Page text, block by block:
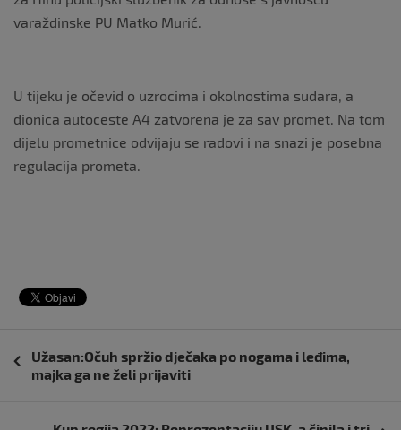
varaždinske PU Matko Murić.
U tijeku je očevid o uzrocima i okolnostima sudara, a
dionica autoceste A4 zatvorena je za sav promet. Na tom
dijelu prometnice odvijaju se radovi i na snazi je posebna
regulacija prometa.
objava
Užasan:Očuh spržio dječaka po nogama i leđima,
majka ga ne želi prijaviti